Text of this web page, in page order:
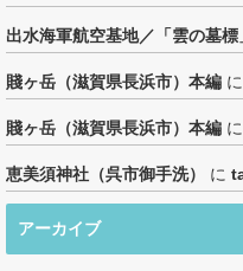
出水海軍航空基地／「雲の墓標
賤ヶ岳（滋賀県長浜市）本編 に
賤ヶ岳（滋賀県長浜市）本編 に
恵美須神社（呉市御手洗） に
アーカイブ